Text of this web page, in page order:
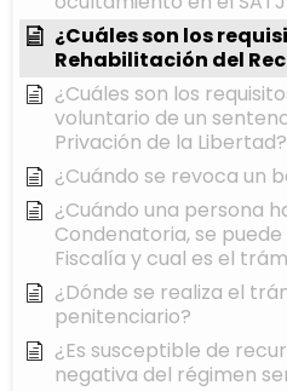
¿Cuáles son los
Rehabilitación del
¿Cuáles son los
voluntario de un
Privación de la Libertad?
¿Cuándo se revoca un
¿Cuándo una persona
Condenatoria, se
Fiscalía y cual es el
¿Dónde se realiza el
penitenciario?
¿Es susceptible de
negativa del régimen